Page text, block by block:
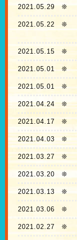
2021.05.29 ❊
2021.05.22 ❊
2021.05.15 ❊
2021.05.01❊
2021.05.01❊
2021.04.24 ❊
2021.04.17 ❊
2021.04.03❊
2021.03.27 ❊
2021.03.20 ❊
2021.03.13 ❊
2021.03.06 ❊
2021.02.27 ❊